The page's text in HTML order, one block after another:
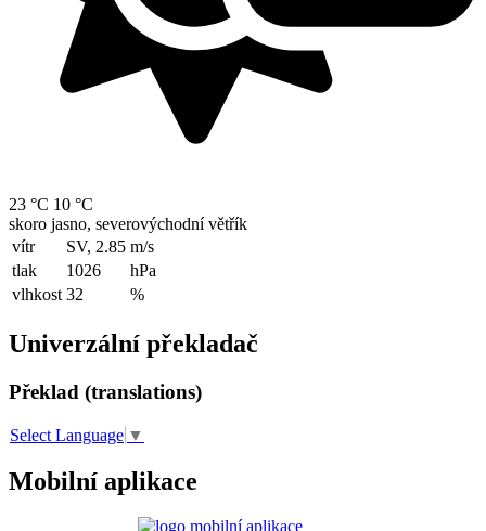
23 °C 10 °C
skoro jasno, severovýchodní větřík
vítr
SV, 2.85 m/s
tlak
1026
hPa
vlhkost 32 %
Univerzální překladač
Překlad (translations)
Select Language ▼
Mobilní aplikace